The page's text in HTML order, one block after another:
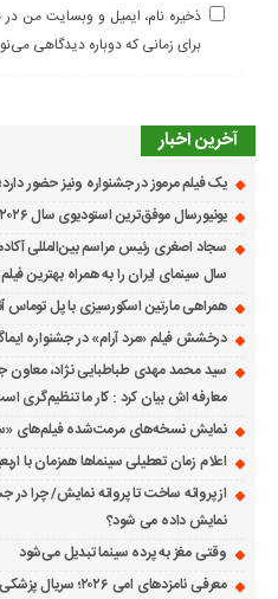
ذخیره نام، ایمیل و وبسایت من در
برای زمانی که دوباره دیدگاهی
آخرین اخبار
یک فیلم مرموز در جشنواره ونیز حضور دارد؛
یونیورسال موفق‌ترین استودیوی سال ۲۰۲۶ با ۳ فیلم میلیاردی شد
سجاد اصغری رئیس مراسم بین‌المللی
سال سینمای ایران را به همراه بهترین
همراهی مارتین اسکورسیزی با پل توماس
درخشش فیلم «مرد آرام» در جشنواره ایماگو
سید محمد مهدی طباطبایی نژاد، معاون
معارفه اش بیان کرد : کار ما تنظیم‌گری
نمایش نسخه‌های مرمت‌شده فیلم‌های
اعلام زمان تعطیلی سینماها همزمان با
از پروانه ساخت تا پروانه نمایش/ چرا در
نمایش داده می شود؟
وقتی مغز به پرده سینما تبدیل می‌شود
معرفی نامزدهای امی ۲۰۲۶؛ سریال پزشکی «پیت» پیشتاز شد